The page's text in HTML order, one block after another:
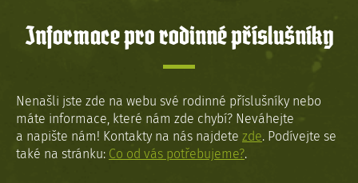
Informace pro rodinné příslušníky
Nenašli jste zde na webu své rodinné příslušníky nebo
máte informace, které nám zde chybí? Neváhejte
a napište nám! Kontakty na nás najdete zde. Podívejte se
také na stránku: Co od vás potřebujeme?.